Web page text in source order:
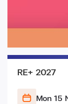
RE+ 2027
Mon 15